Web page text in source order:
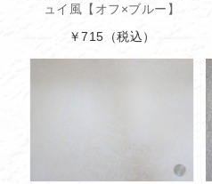
ュイ風【オフ×ブルー】
￥715 （税込）